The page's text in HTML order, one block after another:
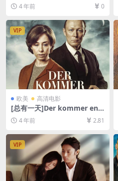
de Paris (1995)[百度网盘+迅
雷云盘资源1080P超清][MP4/
5GB][中文字幕]
4 年前 0
VIP
欧美 高清电影
[总有一天]Der kommer en d
ag (2016)[百度网盘+迅雷云盘
资源1080P超清未删减][MP4/
7.6GB][中文字幕]
4 年前 2.81
VIP